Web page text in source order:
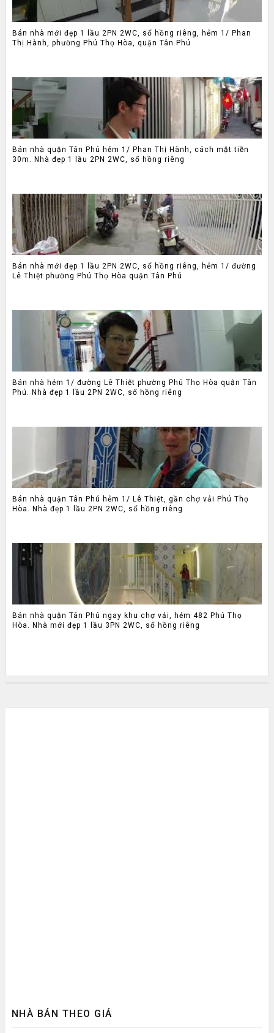
Bán nhà mới đẹp 1 lầu 2PN 2WC, sổ hồng riêng, hẻm 1/ Phan
Thị Hành, phường Phú Thọ Hòa, quận Tân Phú
Bán nhà quận Tân Phú hẻm 1/ Phan Thị Hành, cách mặt tiền
30m. Nhà đẹp 1 lầu 2PN 2WC, sổ hồng riêng
Bán nhà mới đẹp 1 lầu 2PN 2WC, sổ hồng riêng, hẻm 1/ đường
Lê Thiệt phường Phú Thọ Hòa quận Tân Phú
Bán nhà hẻm 1/ đường Lê Thiệt phường Phú Thọ Hòa quận Tân
Phú. Nhà đẹp 1 lầu 2PN 2WC, sổ hồng riêng
Bán nhà quận Tân Phú hẻm 1/ Lê Thiệt, gần chợ vải Phú Thọ
Hòa. Nhà đẹp 1 lầu 2PN 2WC, sổ hồng riêng
Bán nhà quận Tân Phú ngay khu chợ vải, hẻm 482 Phú Thọ
Hòa. Nhà mới đẹp 1 lầu 3PN 2WC, sổ hồng riêng
NHÀ BÁN THEO GIÁ